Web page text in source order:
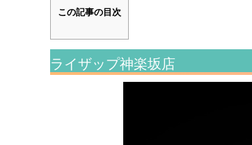
この記事の目次
ライザップ神楽坂店